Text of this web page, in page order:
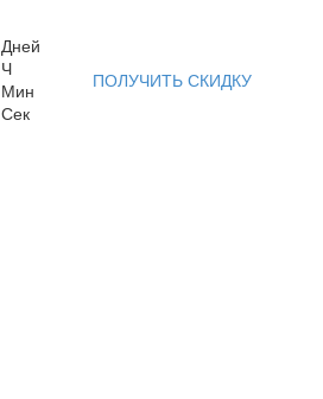
Дней
Ч
Мин
Сек
ПОЛУЧИТЬ СКИДКУ